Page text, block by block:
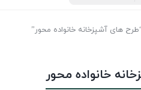
های آشپزخانه خانواده محور”
خانواده محور